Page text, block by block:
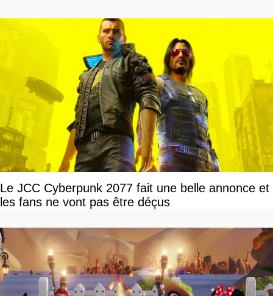
Le JCC Cyberpunk 2077 fait une belle annonce et
les fans ne vont pas être déçus